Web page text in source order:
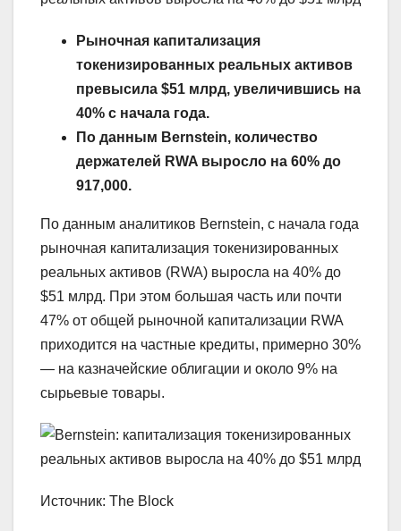
Рыночная капитализация
токенизированных реальных активов
превысила $51 млрд, увеличившись на
40% с начала года.
По данным Bernstein, количество
держателей RWA выросло на 60% до
917,000.
По данным аналитиков Bernstein, с начала года
рыночная капитализация токенизированных
реальных активов (RWA) выросла на 40% до
$51 млрд. При этом большая часть или почти
47% от общей рыночной капитализации RWA
приходится на частные кредиты, примерно 30%
— на казначейские облигации и около 9% на
сырьевые товары.
Источник: The Block